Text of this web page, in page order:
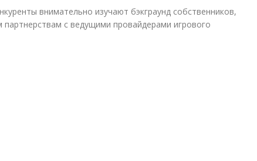
внимательно изучают бэкграунд собственников,
с ведущими провайдерами игрового